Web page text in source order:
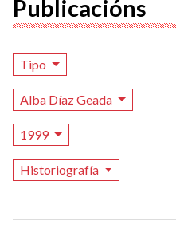
Publicacións
Tipo
Alba Díaz Geada
1999
Historiografía